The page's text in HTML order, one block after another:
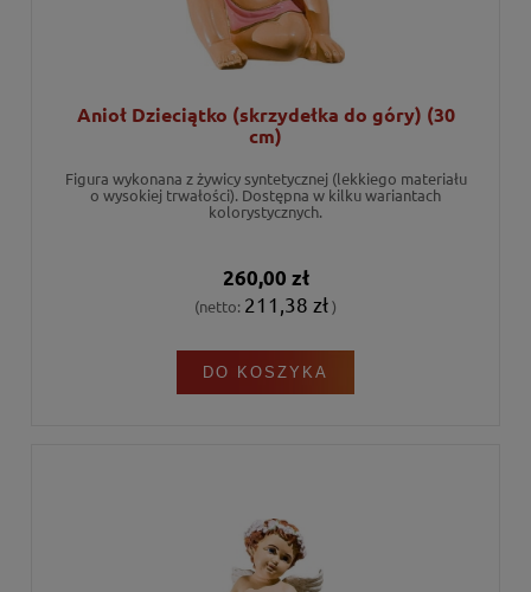
Anioł Dzieciątko (skrzydełka do góry) (30
cm)
Figura wykonana z żywicy syntetycznej (lekkiego materiału
o wysokiej trwałości). Dostępna w kilku wariantach
kolorystycznych.
260,00 zł
(netto: 211,38 zł)
DO KOSZYKA